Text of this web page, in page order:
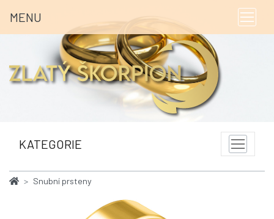
MENU
KATEGORIE
Snubní prsteny